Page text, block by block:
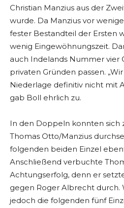
Christian Manzius aus der
wurde. Da Manzius vor
fester Bestandteil der Ersten
wenig Eingewöhnungszeit.
auch Indelands Nummer vier
privaten Gründen passen.
Niederlage definitiv nicht mit
gab Boll ehrlich zu.
In den Doppeln konnten sich
Thomas Otto/Manzius
folgenden beiden Einzel
Anschließend verbuchte
Achtungserfolg, denn er
gegen Roger Albrecht durch.
jedoch die folgenden fünf